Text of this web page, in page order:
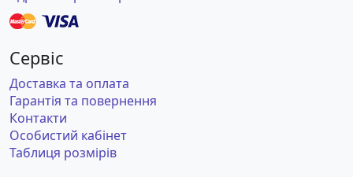
Сервіс
Доставка та оплата
Гарантія та повернення
Контакти
Особистий кабінет
Таблиця розмірів